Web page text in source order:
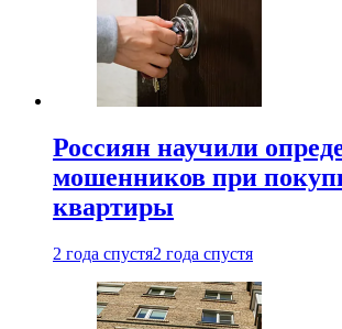
Россиян научили
мошенников при
квартиры
2 года спустя2 года спустя